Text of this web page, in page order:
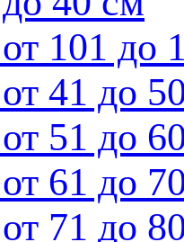
101 до
41 до
51 до
61 до
71 до